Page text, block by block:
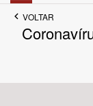
Até
VOLTAR